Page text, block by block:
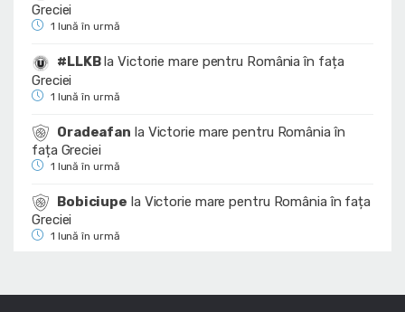
Greciei
1 lună în urmă
#LLKBlaVictorie mare pentru România în fața
Greciei
1 lună în urmă
Oradeafan la Victorie mare pentru România în
fața Greciei
1 lună în urmă
Bobiciupe la Victorie mare pentru România în fața
Greciei
1 lună în urmă